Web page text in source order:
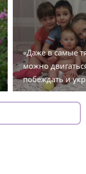
«Даже в самые
можно
побеждать и